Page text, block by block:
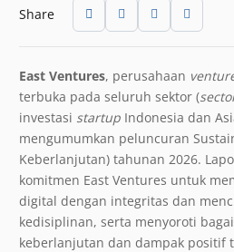
Share
East Ventures, perusahaan
terbuka pada seluruh sektor (
investasi startup Indonesia dan
mengumumkan peluncuran
Keberlanjutan) tahunan 2026.
komitmen East Ventures untuk
digital dengan integritas dan
kedisiplinan, serta menyoroti
keberlanjutan dan dampak positif